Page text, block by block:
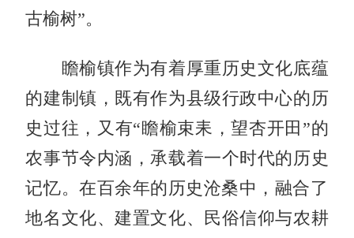
古榆树”。
瞻榆镇作为有着厚重历史文化底蕴
的建制镇，既有作为县级行政中心的历
史过往，又有“瞻榆束耒，望杏开田”的
农事节令内涵，承载着一个时代的历史
记忆。在百余年的历史沧桑中，融合了‌
地名文化、建置文化、民俗信仰与农耕